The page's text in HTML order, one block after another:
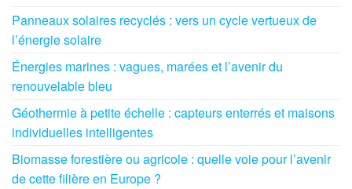
Panneaux solaires recyclés : vers un cycle vertueux de
l’énergie solaire
Énergies marines : vagues, marées et l’avenir du
renouvelable bleu
Géothermie à petite échelle : capteurs enterrés et maisons
individuelles intelligentes
Biomasse forestière ou agricole : quelle voie pour l’avenir
de cette filière en Europe ?